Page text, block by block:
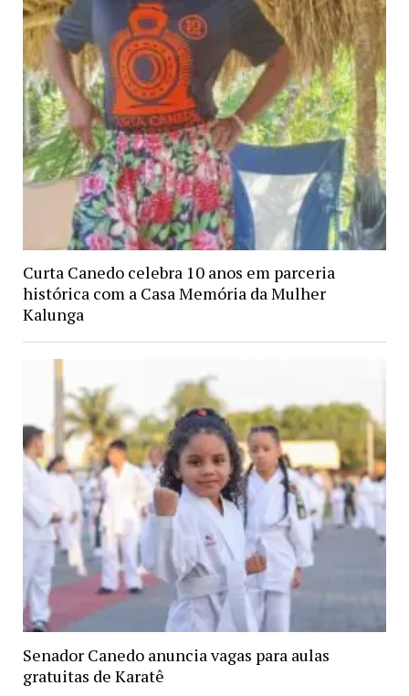
Curta Canedo celebra 10 anos em parceria
histórica com a Casa Memória da Mulher
Kalunga
Senador Canedo anuncia vagas para aulas
gratuitas de Karatê